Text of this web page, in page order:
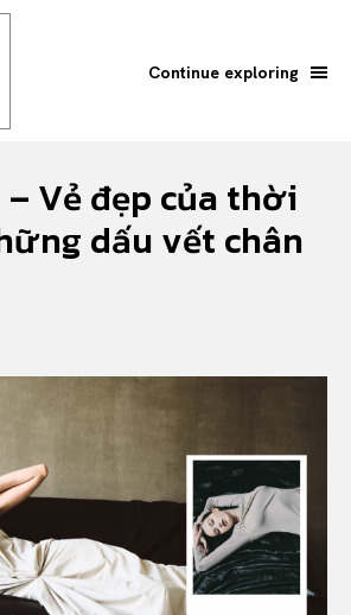
Continue exploring
– Vẻ đẹp của thời
dấu vết chân